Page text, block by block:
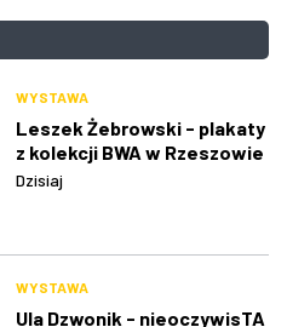
WYSTAWA
Leszek Żebrowski - plakaty
z kolekcji BWA w Rzeszowie
Dzisiaj
WYSTAWA
Ula Dzwonik - nieoczywisTA